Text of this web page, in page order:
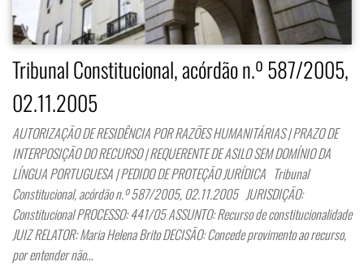
Tribunal Constitucional, acórdão n.º 587/2005,
02.11.2005
AUTORIZAÇÃO DE RESIDÊNCIA POR RAZÕES HUMANITÁRIAS | PRAZO DE
INTERPOSIÇÃO DO RECURSO | REQUERENTE DE ASILO SEM DOMÍNIO DA
LÍNGUA PORTUGUESA | PEDIDO DE PROTEÇÃO JURÍDICA Tribunal
Constitucional, acórdão n.º 587/2005, 02.11.2005 JURISDIÇÃO:
Constitucional PROCESSO: 441/05 ASSUNTO: Recurso de constitucionalidade
JUIZ RELATOR: Maria Helena Brito DECISÃO: Concede provimento ao recurso,
por entender não…